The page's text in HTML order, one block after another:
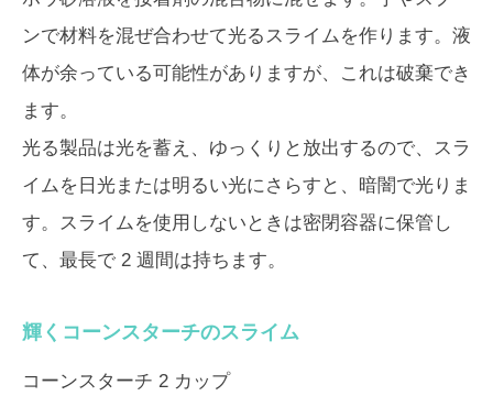
ンで材料を混ぜ合わせて光るスライムを作ります。液
体が余っている可能性がありますが、これは破棄でき
ます。
光る製品は光を蓄え、ゆっくりと放出するので、スラ
イムを日光または明るい光にさらすと、暗闇で光りま
す。スライムを使用しないときは密閉容器に保管し
て、最長で 2 週間は持ちます。
輝くコーンスターチのスライム
コーンスターチ 2 カップ